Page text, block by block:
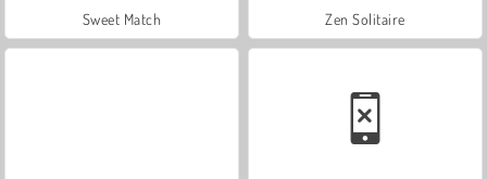
Sweet Match Zen Solitaire